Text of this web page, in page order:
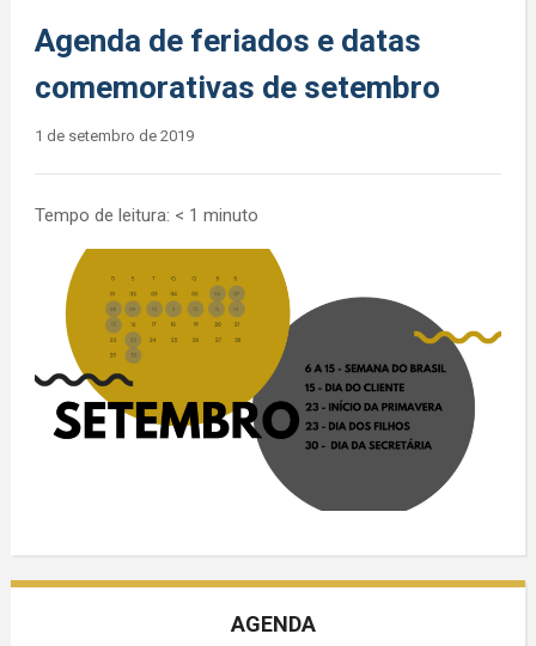
Agenda de feriados e datas
comemorativas de setembro
1 de setembro de 2019
Tempo de leitura: < 1 minuto
AGENDA